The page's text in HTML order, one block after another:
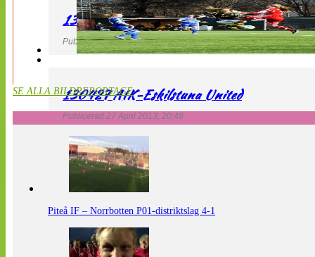
130427 LdB FC Malmö – Mallbackens IF
Publicerad 27 April 2013, 20:54
130427 AIK-Eskilstuna United
Publicerad 27 April 2013, 20:48
SE ALLA BILDREPORTAGE
Piteå IF – Norrbotten P01-distriktslag 4-1